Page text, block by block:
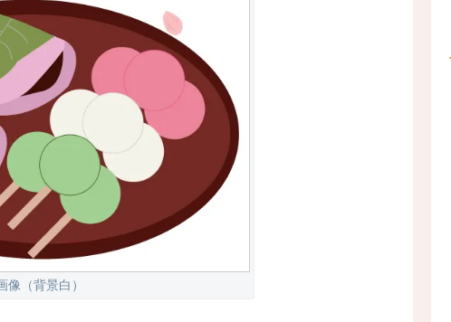
像（背景白）